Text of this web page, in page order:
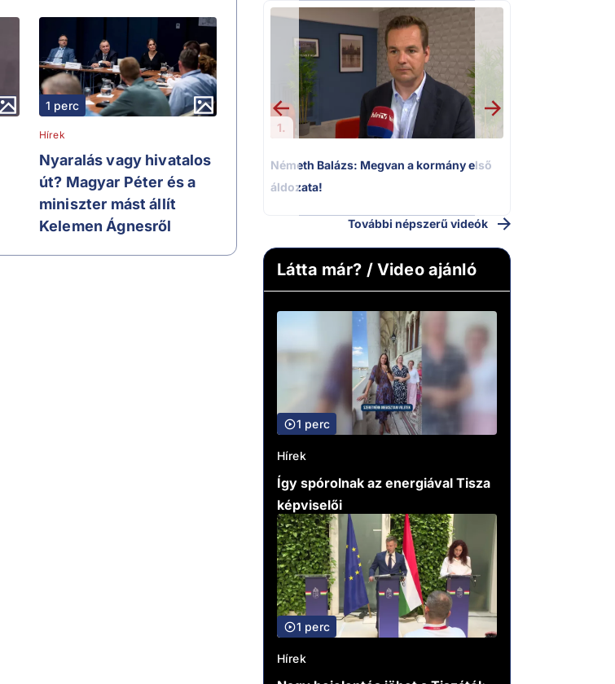
1 perc
Hírek
Nyaralás vagy hivatalos
út? Magyar Péter és a
miniszter mást állít
Kelemen Ágnesről
1.
Németh Balázs: Megvan a kormány első
áldozata!
További népszerű videók
Látta már? / Video ajánló
1 perc
Hírek
Így spórolnak az energiával Tisza
képviselői
1 perc
Hírek